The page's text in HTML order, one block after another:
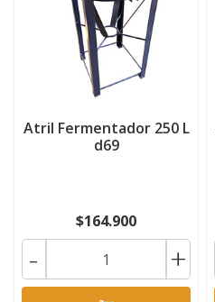
Atril Fermentador 250 L
d69
$164.900
- +